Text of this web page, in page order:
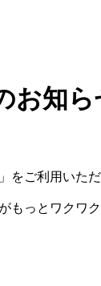
お知ら
をご利用いた
もっとワクワ